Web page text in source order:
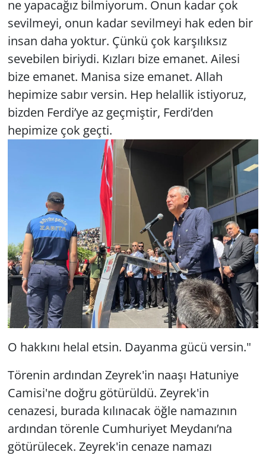
ne yapacağız bilmiyorum. Onun kadar çok
sevilmeyi, onun kadar sevilmeyi hak eden bir
insan daha yoktur. Çünkü çok karşılıksız
sevebilen biriydi. Kızları bize emanet. Ailesi
bize emanet. Manisa size emanet. Allah
hepimize sabır versin. Hep helallik istiyoruz,
bizden Ferdi’ye az geçmiştir, Ferdi’den
hepimize çok geçti.
O hakkını helal etsin. Dayanma gücü versin."
Törenin ardından Zeyrek'in naaşı Hatuniye
Camisi'ne doğru götürüldü. Zeyrek'in
cenazesi, burada kılınacak öğle namazının
ardından törenle Cumhuriyet Meydanı’na
götürülecek. Zeyrek'in cenaze namazı